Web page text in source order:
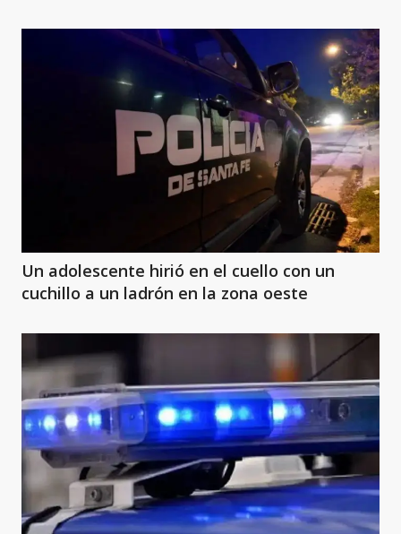
Un adolescente hirió en el cuello con un
cuchillo a un ladrón en la zona oeste